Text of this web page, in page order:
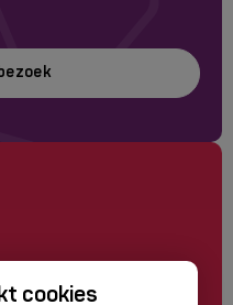
cookies